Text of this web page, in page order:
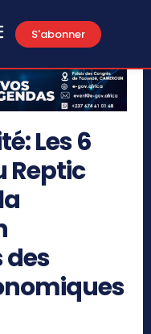
S'abonner
Les 6
Reptic
des